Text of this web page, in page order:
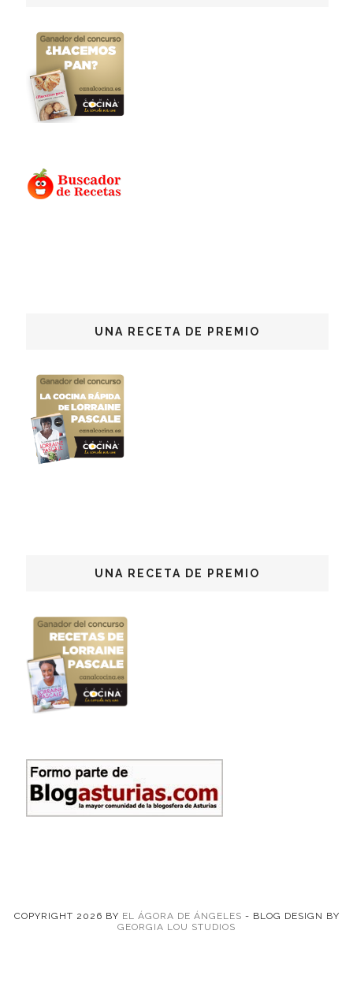
UNA RECETA DE PREMIO
UNA RECETA DE PREMIO
COPYRIGHT 2026 BY EL ÁGORA DE ÁNGELES - BLOG DESIGN BY
GEORGIA LOU STUDIOS